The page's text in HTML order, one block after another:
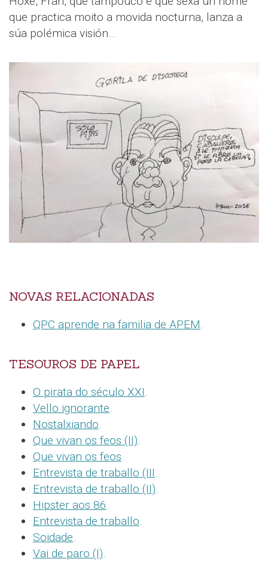
que practica moito a movida nocturna, lanza a
súa polémica visión…
NOVAS RELACIONADAS
QPC aprende na familia de APEM.
TESOUROS DE PAPEL
O pirata do século XXI.
Vello ignorante.
Nostalxiando.
Que vivan os feos (II).
Que vivan os feos.
Entrevista de traballo (III.
Entrevista de traballo (II).
Hipster aos 86.
Entrevista de traballo.
Soidade.
Vai de paro (I).